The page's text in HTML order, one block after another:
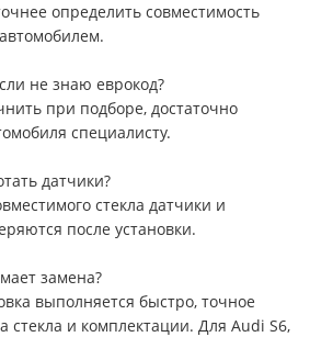
определить совместимость
не знаю еврокод?
при подборе, достаточно
специалисту.
датчики?
стекла датчики и
после установки.
замена?
выполняется быстро, точное
стекла и комплектации. Для Audi S6,